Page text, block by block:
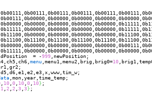
= -999
menu ,menu1,menu2,brig,brig0=10
,mon,year,time_temp;
10 0 10 0 10} ;
1 2 2 3 3}